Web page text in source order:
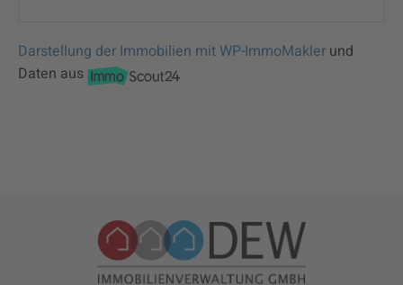
Darstellung der Immobilien mit WP-ImmoMakler und
Daten aus